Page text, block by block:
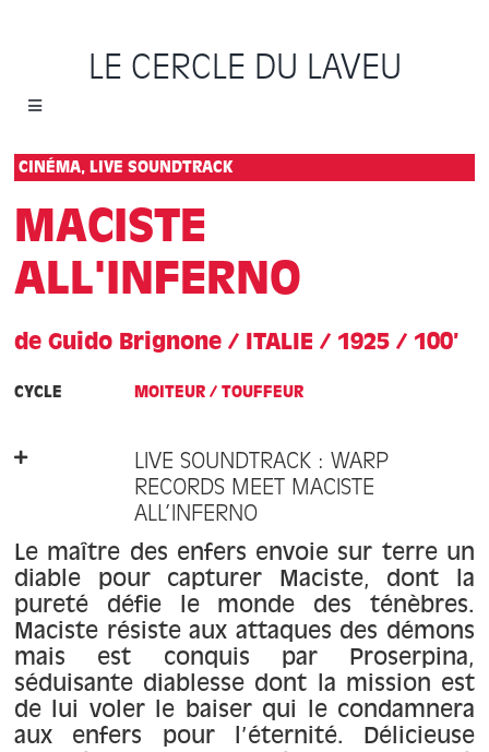
LE CERCLE DU LAVEU
Toggle
Accueil
Cycles
Programme
Contact
CINÉMA, LIVE SOUNDTRACK
MACISTE
ALL'INFERNO
de Guido Brignone / ITALIE / 1925 / 100’
CYCLE MOITEUR / TOUFFEUR
LIVE SOUNDTRACK : WARP
RECORDS MEET MACISTE
ALL’INFERNO
Le maître des enfers envoie sur terre un
diable pour capturer Maciste, dont la
pureté défie le monde des ténèbres.
Maciste résiste aux attaques des démons
mais est conquis par Proserpina,
séduisante diablesse dont la mission est
de lui voler le baiser qui le condamnera
aux enfers pour l’éternité. Délicieuse